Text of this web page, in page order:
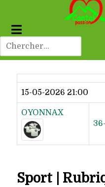
Dernier
15-05-2026 21:00
OYONNAX
Sport |